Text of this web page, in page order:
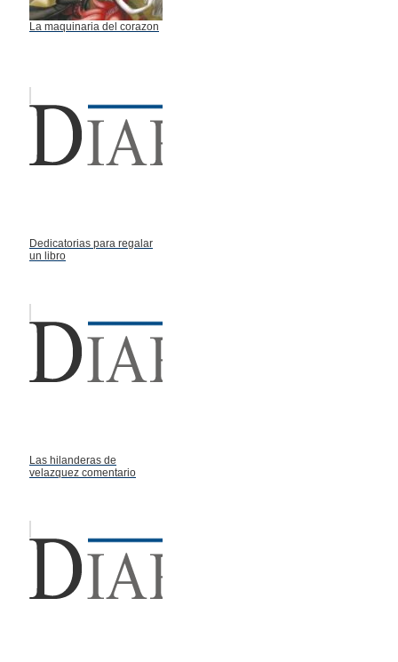
La maquinaria del corazon
Dedicatorias para regalar
un libro
Las hilanderas de
velazquez comentario